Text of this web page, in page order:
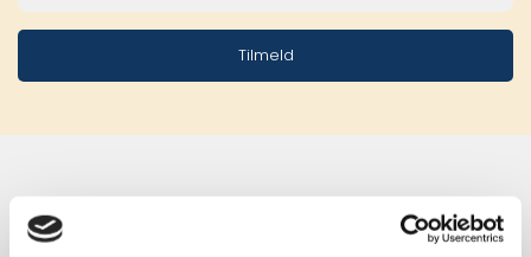
Tilmeld